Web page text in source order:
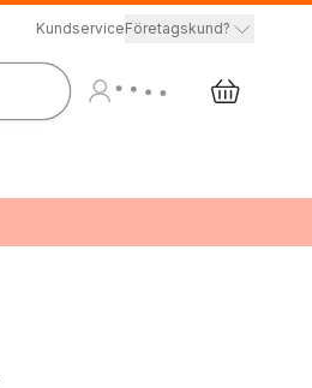
KundserviceFöretagskund?